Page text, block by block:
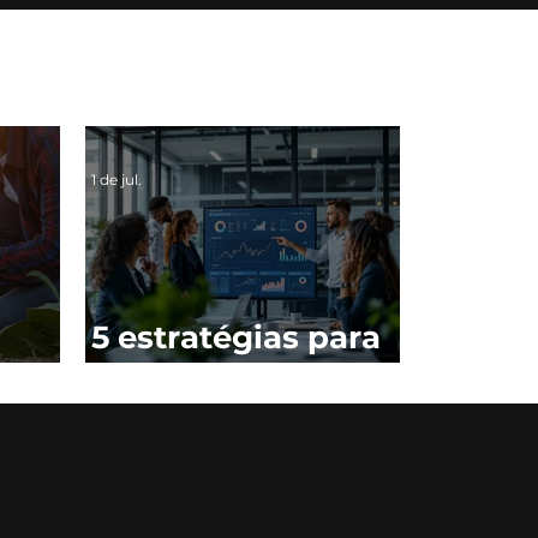
5 estratégias para
fortalecer a Gestão
Comercial da sua
1 de jul.